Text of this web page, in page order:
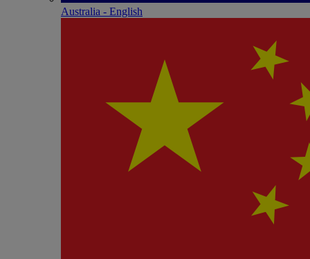
Australia - English